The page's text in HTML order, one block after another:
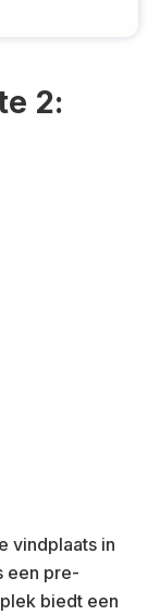
2:
vindplaats in
een pre-
biedt een